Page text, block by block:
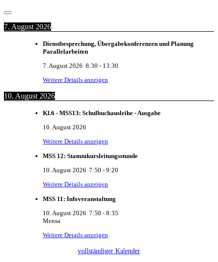
7. August 2026
Dienstbesprechung, Übergabekonferenzen und Planung
Parallelarbeiten
7. August 2026 8:30 - 13:30
Weitere Details anzeigen
10. August 2026
Kl.6 - MSS13: Schulbuchausleihe - Ausgabe
10. August 2026
Weitere Details anzeigen
MSS 12: Stammkursleitungsstunde
10. August 2026 7:50 - 9:20
Weitere Details anzeigen
MSS 11: Infoveranstaltung
10. August 2026 7:50 - 8:35
Mensa
Weitere Details anzeigen
vollständiger Kalender